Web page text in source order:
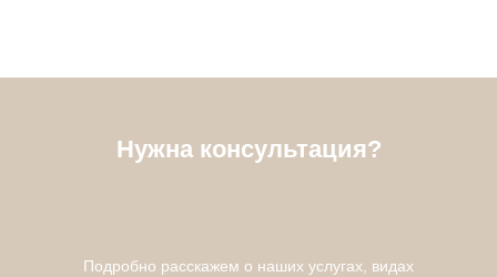
Нужна консультация?
Подробно расскажем о наших услугах, видах